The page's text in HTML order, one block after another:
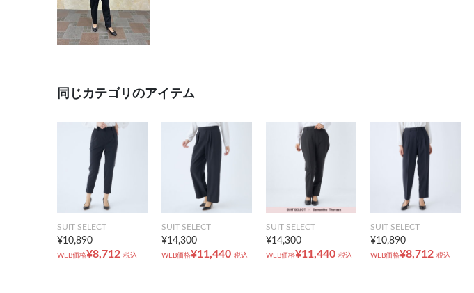
同じカテゴリのアイテム
SUIT SELECT
¥10,890
WEB価格¥8,712 税込
SUIT SELECT
¥14,300
WEB価格¥11,440 税込
SUIT SELECT
¥14,300
WEB価格¥11,440 税込
SUIT SELECT
¥10,890
WEB価格¥8,712 税込